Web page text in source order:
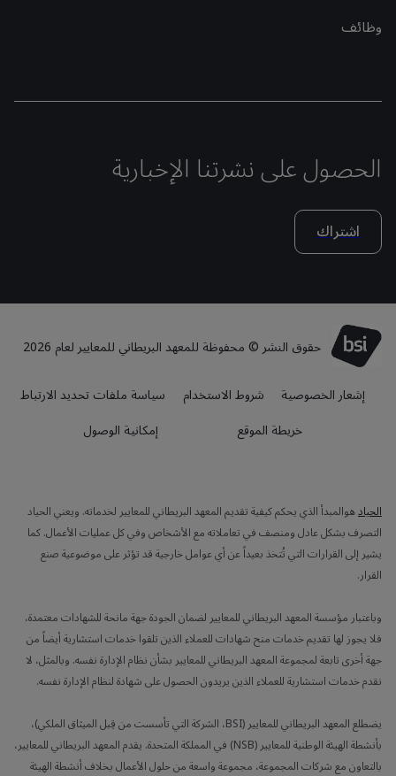
وظائف
الحصول على نشرتنا الإخبارية
اشتراك
حقوق النشر © محفوظة للمعهد البريطاني للمعايير لعام 2026
إشعار الخصوصية
شروط الاستخدام
سياسة ملفات تحديد الارتباط
خريطة الموقع
إمكانية الوصول
الحيادهوالمبدأ الذي يحكم كيفية تقديم المعهد البريطاني للمعايير لخدماته. ويعني الحياد
التصرف بشكل عادل ومنصف في تعاملاته مع الأشخاص وفي كل عمليات الأعمال. كما
يشير إلى القرارات التي تُتخذ بعيداً عن أي عوامل خارجية قد تؤثر على موضوعية صنع
القرار.
وباعتبار مؤسسة المعهد البريطاني للمعايير لضمان الجودة جهة مانحة للشهادات معتمدة،
فلا يجوز لها تقديم خدمات منح شهادات للعملاء الذين تلقوا خدمات استشارية أيضاً من
جهة أخرى تابعة لمجموعة المعهد البريطاني للمعايير بشأن نظام الإدارة نفسه. وبالمثل، لا
نقدم خدمات استشارية للعملاء الذين يريدون الحصول على شهادة لنظام الإدارة نفسه.
يضطلع المعهد البريطاني للمعايير (BSI، الشركة التي تأسست من قِبل الميثاق الملكي)،
بأنشطة الهيئة الوطنية للمعايير (NSB) في المملكة المتحدة. يقدم المعهد البريطاني للمعايير،
بالتعاون مع شركات المجموعة، مجموعة واسعة من حلول الأعمال بخلاف أنشطة الهيئة